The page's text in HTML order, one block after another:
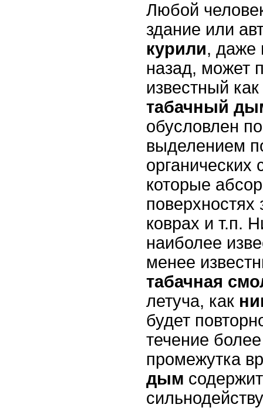
Любой
здание или
курили, даже
назад, может
известный
табачный
обусловлен
выделением
которые
поверхностях
коврах и т.п.
наиболее
менее
табачная
летуча, как
будет
течение
промежутка
дым